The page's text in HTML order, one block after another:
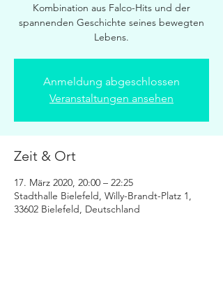
Kombination aus Falco-Hits und der
spannenden Geschichte seines bewegten
Lebens.
Anmeldung abgeschlossen
Veranstaltungen ansehen
Zeit & Ort
17. März 2020, 20:00 – 22:25
Stadthalle Bielefeld, Willy-Brandt-Platz 1,
33602 Bielefeld, Deutschland